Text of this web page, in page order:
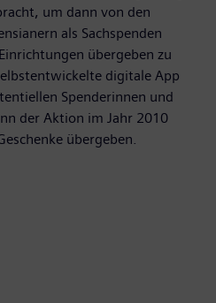
um dann von den
als Sachspenden
übergeben zu
digitale App
Spenderinnen und
der Aktion im Jahr 2010
übergeben.